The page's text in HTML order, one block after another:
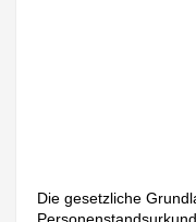
Die gesetzliche